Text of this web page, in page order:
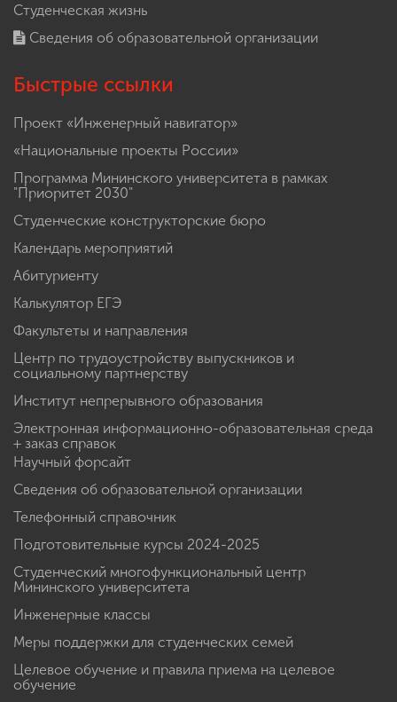
Студенческая жизнь
Сведения об образовательной организации
Быстрые ссылки
Проект «Инженерный навигатор»
«Национальные проекты России»
Программа Мининского университета в рамках
"Приоритет 2030"
Студенческие конструкторские бюро
Календарь мероприятий
Абитуриенту
Калькулятор ЕГЭ
Факультеты и направления
Центр по трудоустройству выпускников и
социальному партнерству
Институт непрерывного образования
Электронная информационно-образовательная среда
+ заказ справок
Научный форсайт
Сведения об образовательной организации
Телефонный справочник
Подготовительные курсы 2024-2025
Студенческий многофункциональный центр
Мининского университета
Инженерные классы
Меры поддержки для студенческих семей
Целевое обучение и правила приема на целевое
обучение